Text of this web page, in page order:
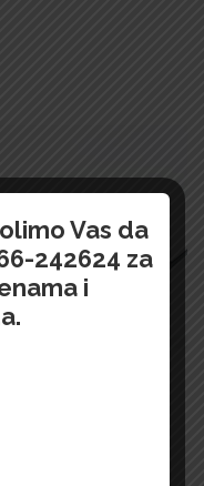
Vas da
242624 za
i